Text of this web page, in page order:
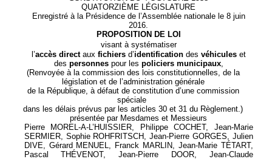
QUATORZIÈME LÉGISLATURE
Enregistré à la Présidence de l’Assemblée nationale le 8 juin
2016.
PROPOSITION DE LOI
visant à systématiser
l’accès directaux fichiersd’identificationdes véhiculeset
des personnespour les policiers municipaux,
(Renvoyée à la commission des lois constitutionnelles, de la
législation et de l’administration générale
de la République, à défaut de constitution d’une commission
spéciale
dans les délais prévus par les articles 30 et 31 du Règlement.)
présentée par Mesdames et Messieurs
Pierre MOREL-A-L’HUISSIER, Philippe COCHET, Jean-Marie
SERMIER, Sophie ROHFRITSCH, Jean-Pierre GORGES, Julien
DIVE, Gérard MENUEL, Franck MARLIN, Jean-Marie TÉTART,
Pascal THÉVENOT, Jean-Pierre DOOR, Jean-Claude